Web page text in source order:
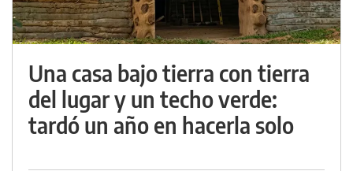
Una casa bajo tierra con tierra
del lugar y un techo verde:
tardó un año en hacerla solo